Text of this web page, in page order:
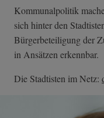
Kommunalpolitik
sich hinter den
Bürgerbeteiligung der
in Ansätzen erkennbar.
Die Stadtisten im Netz: